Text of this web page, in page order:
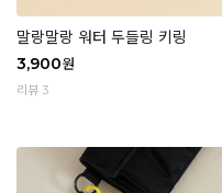
말랑말랑 워터 두들링 키링
3,900원
리뷰 3